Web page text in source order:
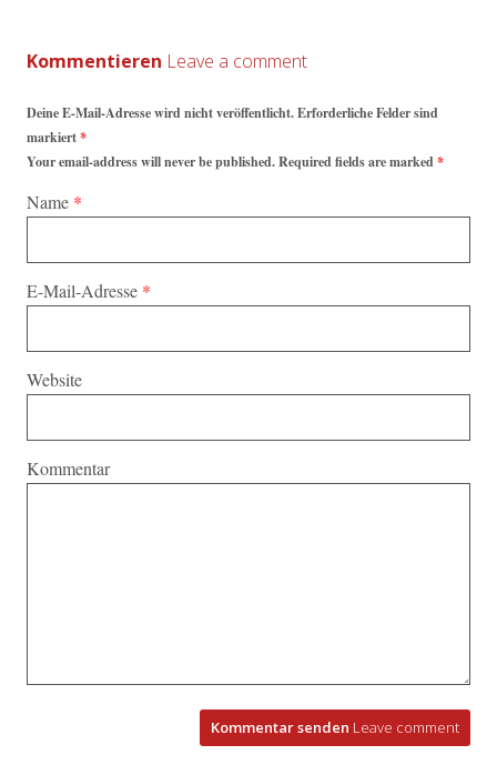
Kommentieren
Deine E-Mail-Adresse wird nicht veröffentlicht. Erforderliche Felder sind
markiert*
Your email-address will never be published. Required fields are marked*
Name *
E-Mail-Adresse *
Website
Kommentar
Kommentar senden Leave comment